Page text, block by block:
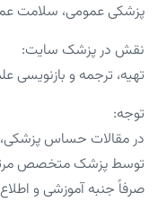
پزشکی عمومی، سلامت
نقش در پزشک سایت:
تهیه، ترجمه و بازنویسی
توجه:
در مقالات حساس پزشکی،
توسط پزشک متخصص
صرفاً جنبه آموزشی و